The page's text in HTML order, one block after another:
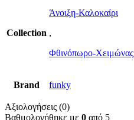
Collection
Άνοιξη-Καλοκαίρι
,
Φθινόπωρο-Χειμώνας
Brand funky
Αξιολογήσεις (0)
Βαθμολογήθηκε με 0 από 5